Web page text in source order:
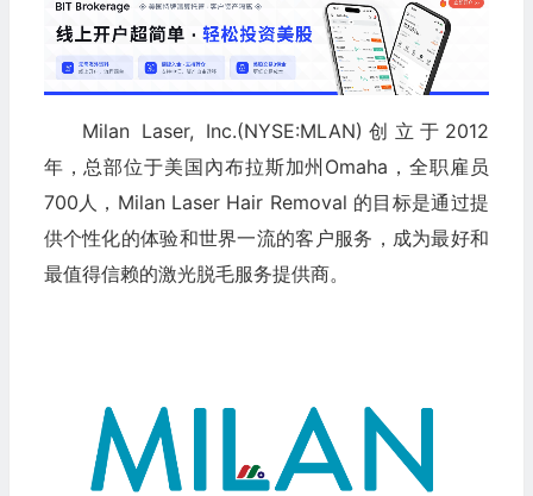
Milan Laser, Inc.(NYSE:MLAN)创立于2012
年，总部位于美国內布拉斯加州Omaha，全职雇员
700人，Milan Laser Hair Removal 的目标是通过提
供个性化的体验和世界一流的客户服务，成为最好和
最值得信赖的激光脱毛服务提供商。